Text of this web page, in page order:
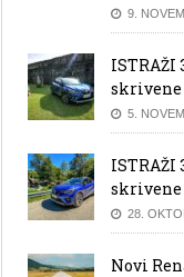
9.
ISTRAŽI
skrivene
5.
ISTRAŽI
skrivene
28.
Novi